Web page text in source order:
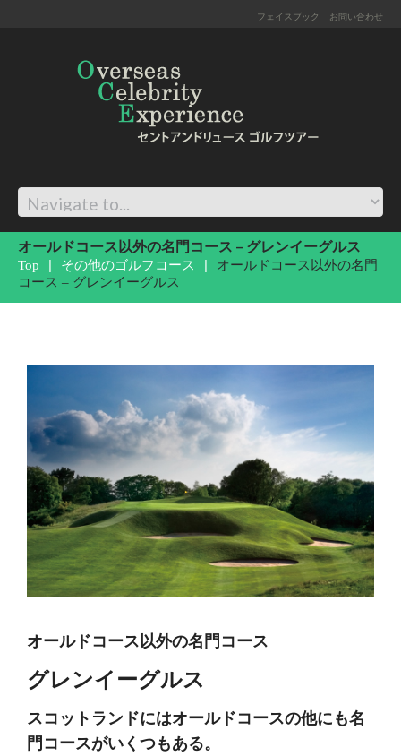
フェイスブック お問い合わせ
オールドコース以外の名門コース – グレンイーグルス
Top その他のゴルフコース
オールドコース以外の名門
コース – グレンイーグルス
オールドコース以外の名門コース
グレンイーグルス
スコットランドにはオールドコースの他にも名
門コースがいくつもある。